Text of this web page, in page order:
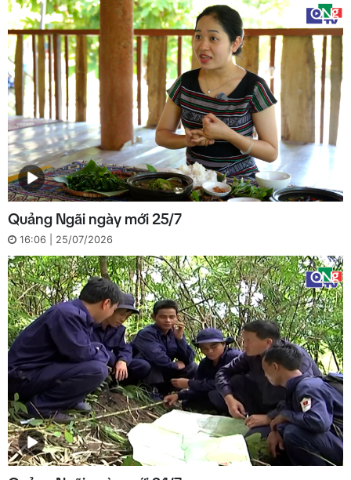
Quảng Ngãi ngày mới 25/7
16:06 | 25/07/2026